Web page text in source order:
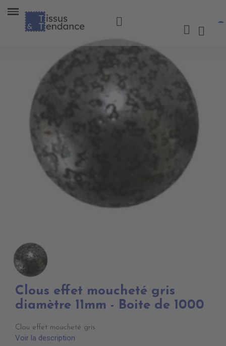
Clous effet moucheté gris
diamètre 11mm - Boite de 1000
Clou effet moucheté gris
Voir la description